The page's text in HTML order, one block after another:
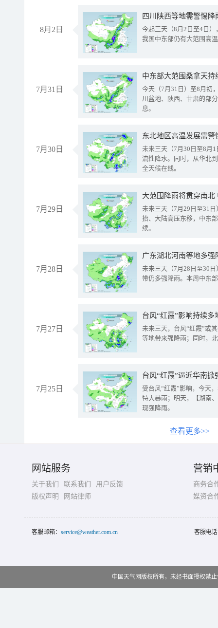
8月2日
今起三天（8月2日至4日
我国中东部仍有大范围高
7月31日
中东部大范围桑拿天
今天（7月31日）至8月初
川盆地、陕西、甘肃的部
息。
7月30日
东北地区高温发展需
未来三天（7月30日至8月
流性降水。同时，从华北
全天候在线。
7月29日
大范围降雨将贯穿南
未来三天（7月29日至31
抬、大陆高压东移，中东
续。
7月28日
广东湖北河南等地多
未来三天（7月28日至30
带仍多强降雨。本周中东
7月27日
台风“红霞”影响持续
未来三天，台风“红霞”或
等地带来强降雨；同时，
7月25日
台风“红霞”逼近华南
受台风“红霞”影响，今天
特大暴雨；明天，【湖南
现强降雨。
查看更多>>
网站服务
关于我们 联系我们
用户反馈
版权声明
网站律师
营销
商务合
媒资合
客服邮箱： service@weather.com.cn 客服电
中国天气网版权所有，未经书面授权